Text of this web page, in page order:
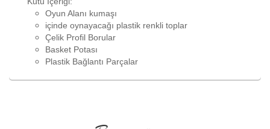
Oyun Alanı kumaşı
içinde oynayacağı plastik renkli toplar
Çelik Profil Borular
Basket Potası
Plastik Bağlantı Parçalar